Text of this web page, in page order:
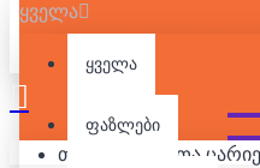
ყველა
ყველა
ფაზლები
თქვენი კალათა
ᲚᲔᲒᲝ -
D2 LED